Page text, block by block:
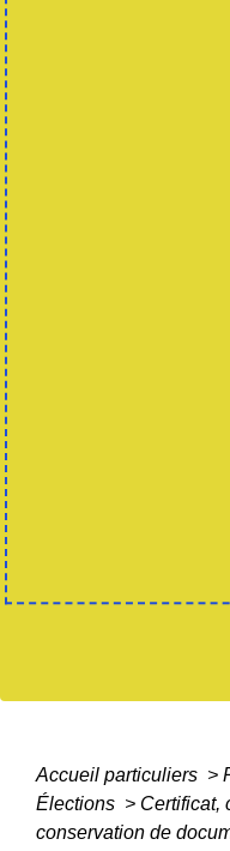
Accueil particuliers >
Élections > Certificat,
conservation de